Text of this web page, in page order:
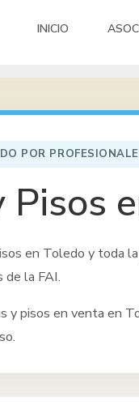
INICIO
POR
Pisos
en Toledo y toda
de la FAI.
y pisos en venta en